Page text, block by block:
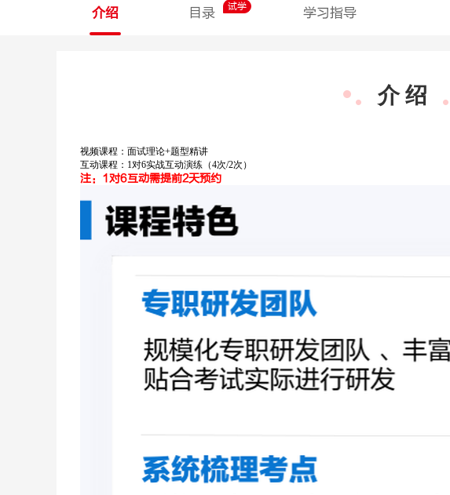
介绍 目录 试学 学习指导
介 绍
视频课程：面试理论+题型精讲
互动课程：1对6实战互动演练（4次/2次）
注：1对6互动需提前2天预约
孙圣林